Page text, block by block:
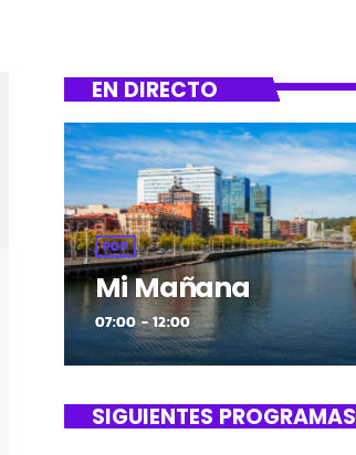
EN DIRECTO
POP
Mi Mañana
07:00 - 12:00
SIGUIENTES PROGRAMAS